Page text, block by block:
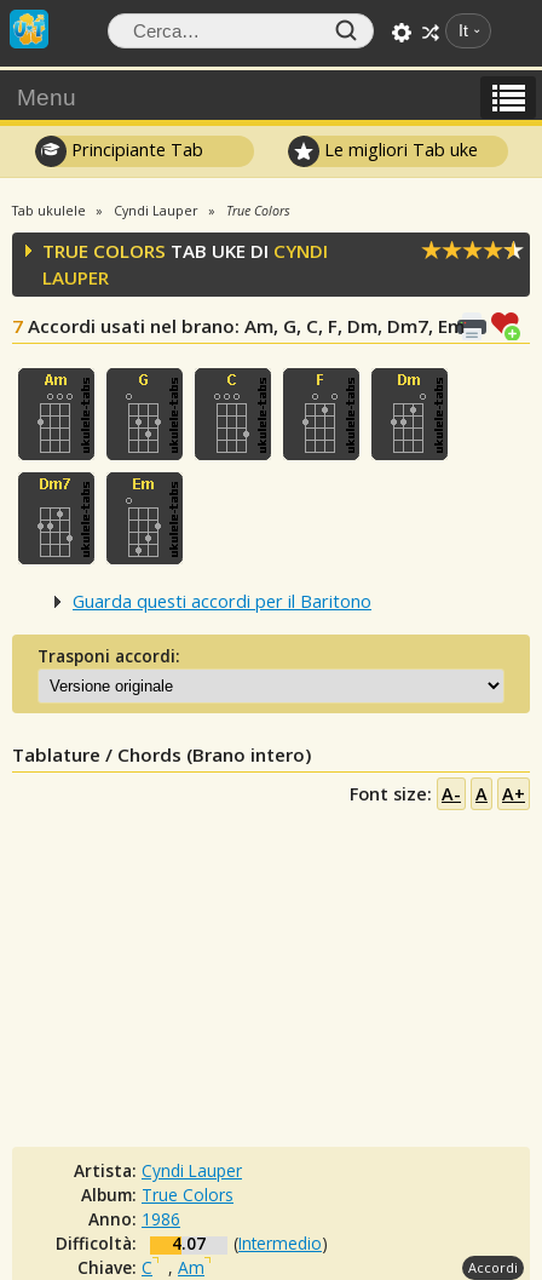
It
Menu
Principiante Tab Le migliori Tab uke
Tab ukulele Cyndi Lauper True Colors
TRUE COLORS TAB UKE DI CYNDI
LAUPER
7 Accordi usati nel brano: Am, G, C, F, Dm, Dm7, Em
Guarda questi accordi per il Baritono
Trasponi accordi:
Tablature / Chords (Brano intero)
Font size: A- A A+
Artista: Cyndi Lauper
Album: True Colors
Anno: 1986
Difficoltà:
4.07 (Intermedio)
Chiave: C , Am Accordi